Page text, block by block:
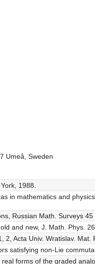
Umeå, Sweden
1988.
in mathematics and
Russian Math. Surveys 45
and new, J. Math. Phys.
Acta Univ. Wratislav. Mat.
satisfying non-Lie
forms of the graded